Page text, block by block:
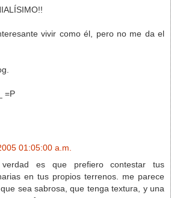
vivir como él, pero no me da el
=P
01:05:00 a.m.
es que prefiero contestar tus
en tus propios terrenos. me parece
sea sabrosa, que tenga textura, y una